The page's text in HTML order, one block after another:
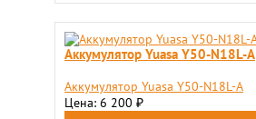
Аккумулятор Yuasa Y50-N18L-A
Аккумулятор Yuasa Y50-N18L-A
Цена: 6 200 ₽